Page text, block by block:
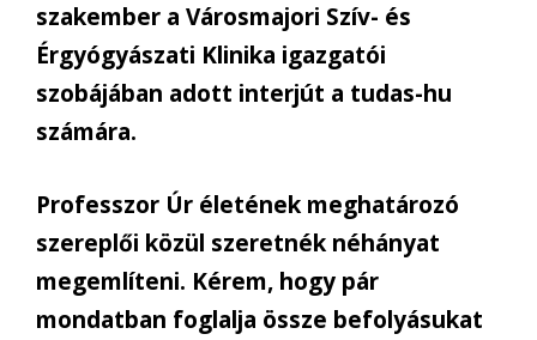
szakember a Városmajori Szív- és
Érgyógyászati Klinika igazgatói
szobájában adott interjút a tudas-hu
számára.
Professzor Úr életének meghatározó
szereplői közül szeretnék néhányat
megemlíteni. Kérem, hogy pár
mondatban foglalja össze befolyásukat